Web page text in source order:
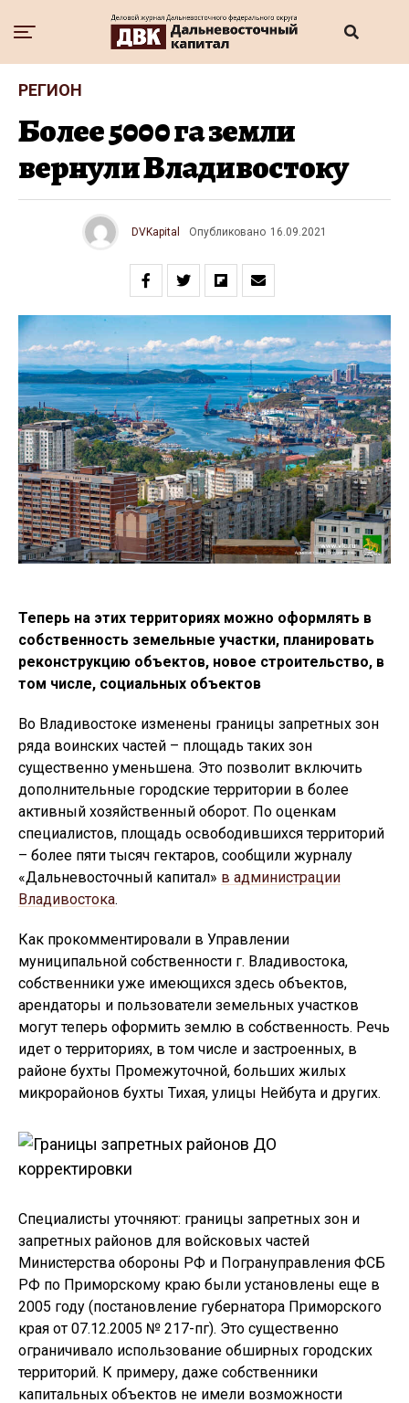
РЕГИОН
Более 5000 га земли
вернули Владивостоку
DVKapital Опубликовано 16.09.2021
Теперь на этих территориях можно оформлять в
собственность земельные участки, планировать
реконструкцию объектов, новое строительство, в
том числе, социальных объектов
Во Владивостоке изменены границы запретных зон
ряда воинских частей – площадь таких зон
существенно уменьшена. Это позволит включить
дополнительные городские территории в более
активный хозяйственный оборот. По оценкам
специалистов, площадь освободившихся территорий
– более пяти тысяч гектаров, сообщили журналу
«Дальневосточный капитал» в администрации
Владивостока.
Как прокомментировали в Управлении
муниципальной собственности г. Владивостока,
собственники уже имеющихся здесь объектов,
арендаторы и пользователи земельных участков
могут теперь оформить землю в собственность. Речь
идет о территориях, в том числе и застроенных, в
районе бухты Промежуточной, больших жилых
микрорайонов бухты Тихая, улицы Нейбута и других.
Специалисты уточняют: границы запретных зон и
запретных районов для войсковых частей
Министерства обороны РФ и Погрануправления ФСБ
РФ по Приморскому краю были установлены еще в
2005 году (постановление губернатора Приморского
края от 07.12.2005 № 217-пг). Это существенно
ограничивало использование обширных городских
территорий. К примеру, даже собственники
капитальных объектов не имели возможности